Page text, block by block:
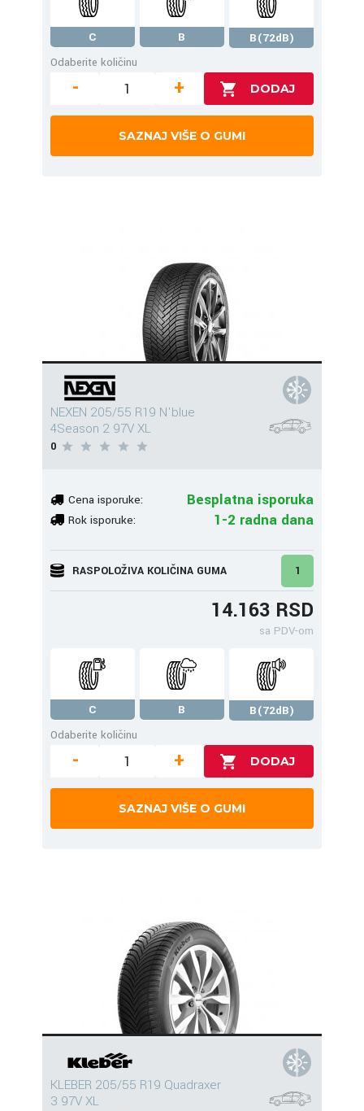
C B
B(72dB)
Odaberite količinu
- +
SAZNAJ VIŠE O GUMI
NEXEN 205/55 R19 N'blue
4Season 2 97V XL
0
Cena isporuke: Besplatna isporuka
Rok isporuke: 1-2 radna dana
RASPOLOŽIVA KOLIČINA GUMA 1
14.163 RSD
sa PDV-om
C B
B(72dB)
Odaberite količinu
- +
SAZNAJ VIŠE O GUMI
KLEBER 205/55 R19 Quadraxer
3 97V XL